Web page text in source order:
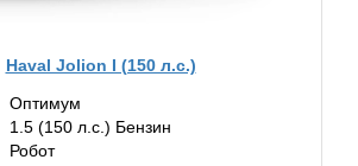
Haval Jolion I (150 л.с.)
Оптимум
1.5 (150 л.с.) Бензин
Робот